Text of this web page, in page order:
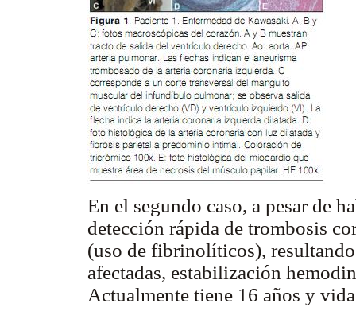
En el segundo caso, a pesar de
detección rápida de trombosis
(uso de fibrinolíticos),
afectadas, estabilización
Actualmente tiene 16 años y